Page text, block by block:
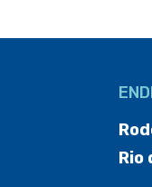
Rio